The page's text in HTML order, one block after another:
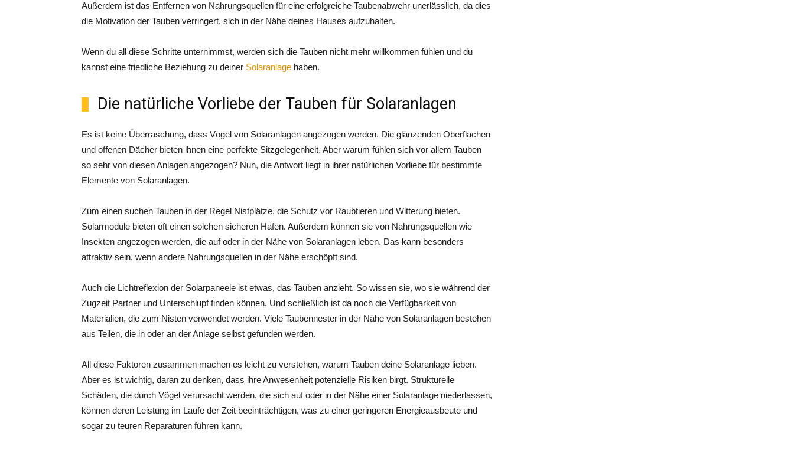
Außerdem ist das Entfernen von Nahrungsquellen für eine erfolgreiche Taubenabwehr unerlässlich, da dies
die Motivation der Tauben verringert, sich in der Nähe deines Hauses aufzuhalten.
Wenn du all diese Schritte unternimmst, werden sich die Tauben nicht mehr willkommen fühlen und du
kannst eine friedliche Beziehung zu deiner Solaranlage haben.
Die natürliche Vorliebe der Tauben für Solaranlagen
Es ist keine Überraschung, dass Vögel von Solaranlagen angezogen werden. Die glänzenden Oberflächen
und offenen Dächer bieten ihnen eine perfekte Sitzgelegenheit. Aber warum fühlen sich vor allem Tauben
so sehr von diesen Anlagen angezogen? Nun, die Antwort liegt in ihrer natürlichen Vorliebe für bestimmte
Elemente von Solaranlagen.
Zum einen suchen Tauben in der Regel Nistplätze, die Schutz vor Raubtieren und Witterung bieten.
Solarmodule bieten oft einen solchen sicheren Hafen. Außerdem können sie von Nahrungsquellen wie
Insekten angezogen werden, die auf oder in der Nähe von Solaranlagen leben. Das kann besonders
attraktiv sein, wenn andere Nahrungsquellen in der Nähe erschöpft sind.
Auch die Lichtreflexion der Solarpaneele ist etwas, das Tauben anzieht. So wissen sie, wo sie während der
Zugzeit Partner und Unterschlupf finden können. Und schließlich ist da noch die Verfügbarkeit von
Materialien, die zum Nisten verwendet werden. Viele Taubennester in der Nähe von Solaranlagen bestehen
aus Teilen, die in oder an der Anlage selbst gefunden werden.
All diese Faktoren zusammen machen es leicht zu verstehen, warum Tauben deine Solaranlage lieben.
Aber es ist wichtig, daran zu denken, dass ihre Anwesenheit potenzielle Risiken birgt. Strukturelle
Schäden, die durch Vögel verursacht werden, die sich auf oder in der Nähe einer Solaranlage niederlassen,
können deren Leistung im Laufe der Zeit beeinträchtigen, was zu einer geringeren Energieausbeute und
sogar zu teuren Reparaturen führen kann.